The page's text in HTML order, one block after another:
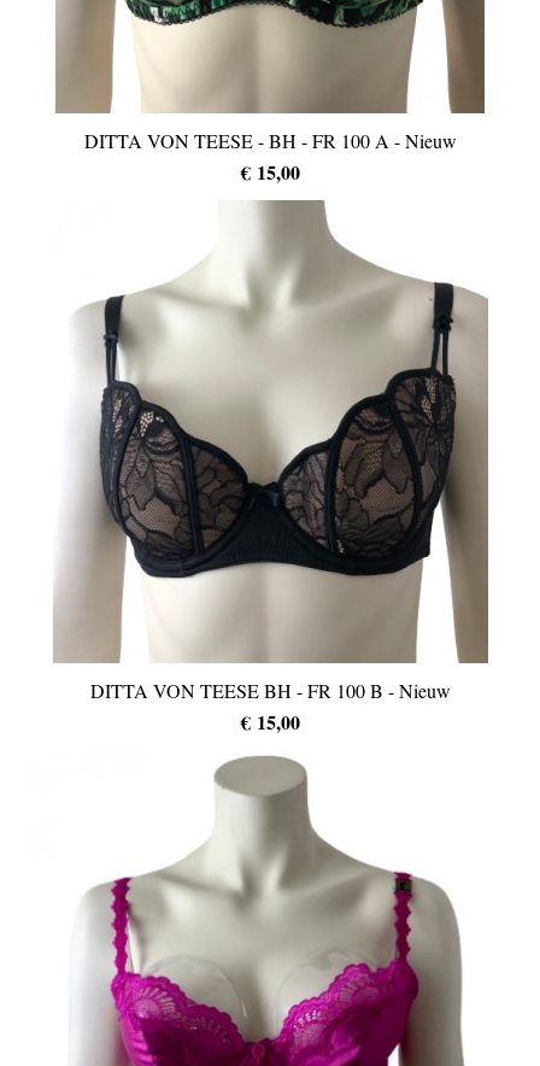
DITTA VON TEESE - BH - FR 100 A - Nieuw
€ 15,00
DITTA VON TEESE BH - FR 100 B - Nieuw
€ 15,00